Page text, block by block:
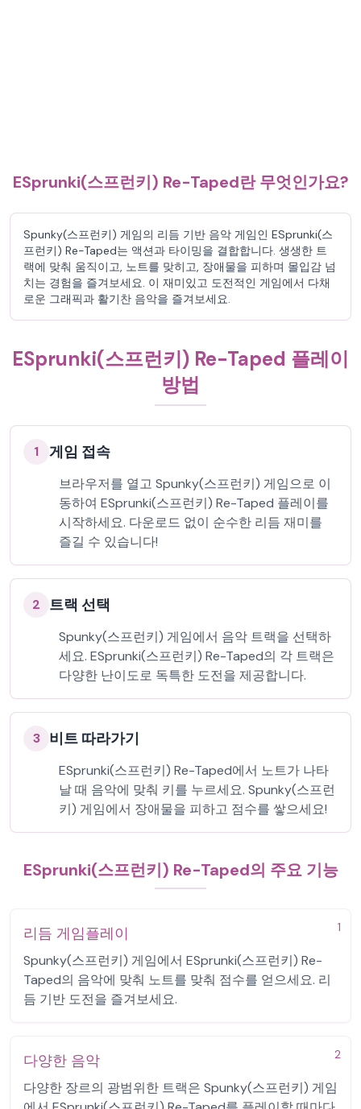
ESprunki(스프런키) Re-Taped란 무엇인가요?
Spunky(스프런키) 게임의 리듬 기반 음악 게임인 ESprunki(스
프런키) Re-Taped는 액션과 타이밍을 결합합니다. 생생한 트
랙에 맞춰 움직이고, 노트를 맞히고, 장애물을 피하며 몰입감 넘
치는 경험을 즐겨보세요. 이 재미있고 도전적인 게임에서 다채
로운 그래픽과 활기찬 음악을 즐겨보세요.
ESprunki(스프런키) Re-Taped 플레이
방법
1 게임 접속
브라우저를 열고 Spunky(스프런키) 게임으로 이
동하여 ESprunki(스프런키) Re-Taped 플레이를
시작하세요. 다운로드 없이 순수한 리듬 재미를
즐길 수 있습니다!
2 트랙 선택
Spunky(스프런키) 게임에서 음악 트랙을 선택하
세요. ESprunki(스프런키) Re-Taped의 각 트랙은
다양한 난이도로 독특한 도전을 제공합니다.
3 비트 따라가기
ESprunki(스프런키) Re-Taped에서 노트가 나타
날 때 음악에 맞춰 키를 누르세요. Spunky(스프런
키) 게임에서 장애물을 피하고 점수를 쌓으세요!
ESprunki(스프런키) Re-Taped의 주요 기능
1
리듬 게임플레이
Spunky(스프런키) 게임에서 ESprunki(스프런키) Re-
Taped의 음악에 맞춰 노트를 맞춰 점수를 얻으세요. 리
듬 기반 도전을 즐겨보세요.
2
다양한 음악
다양한 장르의 광범위한 트랙은 Spunky(스프런키) 게임